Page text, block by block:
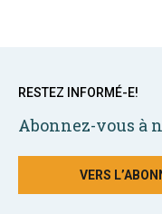
RESTEZ INFORMÉ-E!
Abonnez-vous à
VERS